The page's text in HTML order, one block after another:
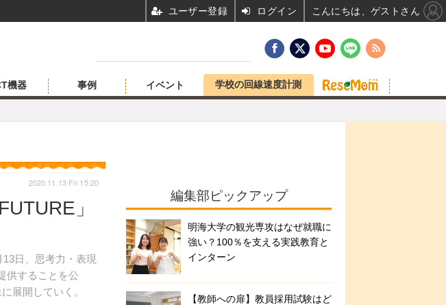
機器 事例 イベント 学校の回線速度計測
」
日、思考力・表現
供することを公
展開していく。
2020.11.13 Fri 15:20
編集部ピックアップ
明海大学の観光専攻はなぜ就職に
強い？100％を支える実践教育と
インターン
【教師への扉】教員採用試験はど
ユーザー登録 ログイン こんにちは、ゲストさん